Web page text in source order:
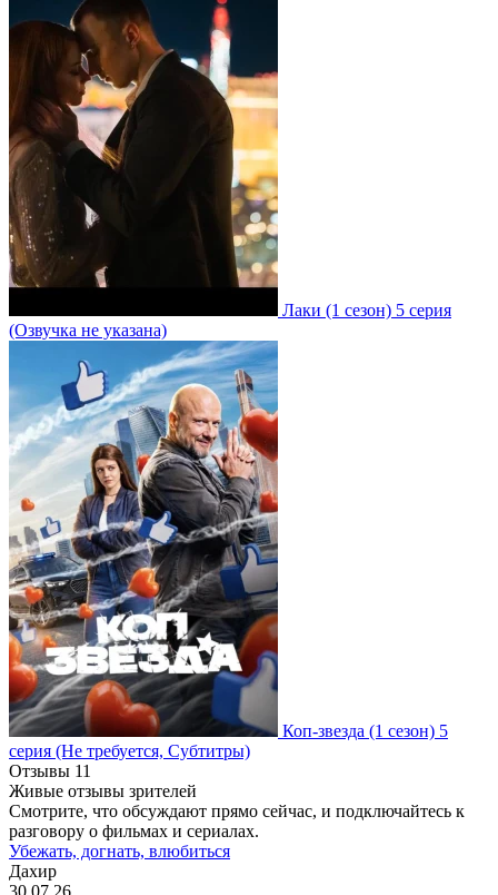
Лаки (1 сезон) 5 серия
(Озвучка не указана)
Коп-звезда (1 сезон) 5
серия (Не требуется, Субтитры)
Отзывы 11
Живые отзывы зрителей
Смотрите, что обсуждают прямо сейчас, и подключайтесь к
разговору о фильмах и сериалах.
Убежать, догнать, влюбиться
Дахир